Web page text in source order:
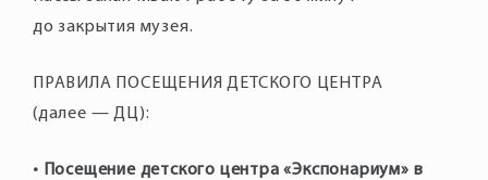
до закрытия музея.
ПРАВИЛА ПОСЕЩЕНИЯ ДЕТСКОГО ЦЕНТРА
(далее — ДЦ):
• Посещение детского центра «Экспонариум» в